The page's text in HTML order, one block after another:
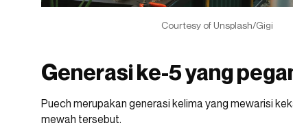
Courtesy of Unsplash/Gigi
Generasi ke-5 yang
Puech merupakan generasi kelima yang mewarisi
mewah tersebut.